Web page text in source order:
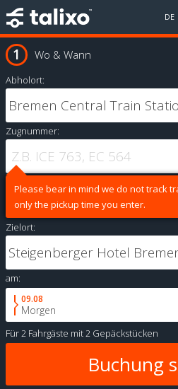
DE
Wo & Wann
Abholort:
Zugnummer:
Please bear in mind we do not track
only the pickup time you enter.
Zielort:
am:
09.08
Morgen
Für2 Fahrgäste mit2 Gepäckstücken